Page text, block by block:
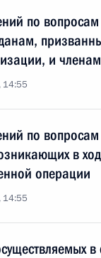
по
и
14:55
по
в
операции
14:55
в